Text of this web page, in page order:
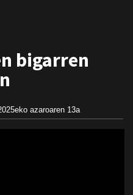
bigarren
azaroaren 13a